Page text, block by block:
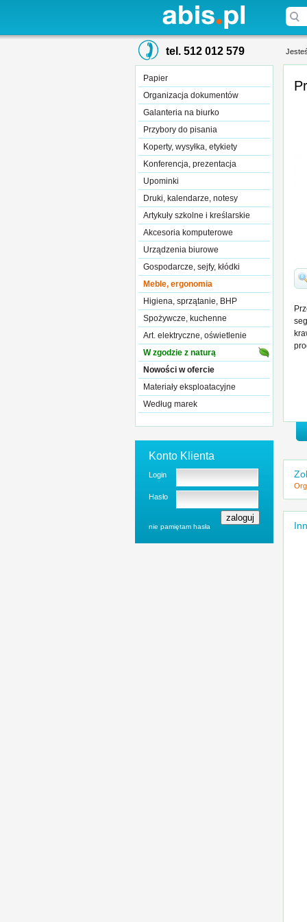
tel. 512 012 579
Papier
Organizacja dokumentów
Galanteria na biurko
Przybory do pisania
Koperty, wysyłka, etykiety
Konferencja, prezentacja
Upominki
Druki, kalendarze, notesy
Artykuły szkolne i kreślarskie
Akcesoria komputerowe
Urządzenia biurowe
Gospodarcze, sejfy, kłódki
Meble, ergonomia
Higiena, sprzątanie, BHP
Spożywcze, kuchenne
Art. elektryczne, oświetlenie
W zgodzie z naturą
Nowości w ofercie
Materiały eksploatacyjne
Według marek
Konto Klienta
Login
Hasło
nie pamiętam hasła